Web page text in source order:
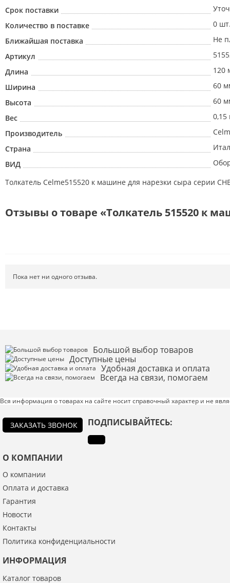
Срок поставки
Количество в поставке
0
Ближайшая поставка
Не
Артикул
Длина
120
Ширина
60
Высота
60
Вес
0,15
Производитель
Страна
ВИД
Толкатель Celme515520 к машине для нарезки сыра серии
Отзывы о товаре «Толкатель 515520 к
Введите код с картинки:*
ОПУБЛИКОВАТЬ
персональных данных в соответствии с
Пока нет ни одного отзыва.
Большой выбор товаров
Доступные цены
Удобная доставка и оплата
Всегда на связи, помогаем
Вся информация о товарах на сайте носит справочный характер и не
ЗАКАЗАТЬ ЗВОНОК ПОДПИСЫВАЙТЕСЬ:
О КОМПАНИИ
О компании
Оплата и доставка
Гарантия
Новости
Контакты
Политика конфиденциальности
ИНФОРМАЦИЯ
Каталог товаров